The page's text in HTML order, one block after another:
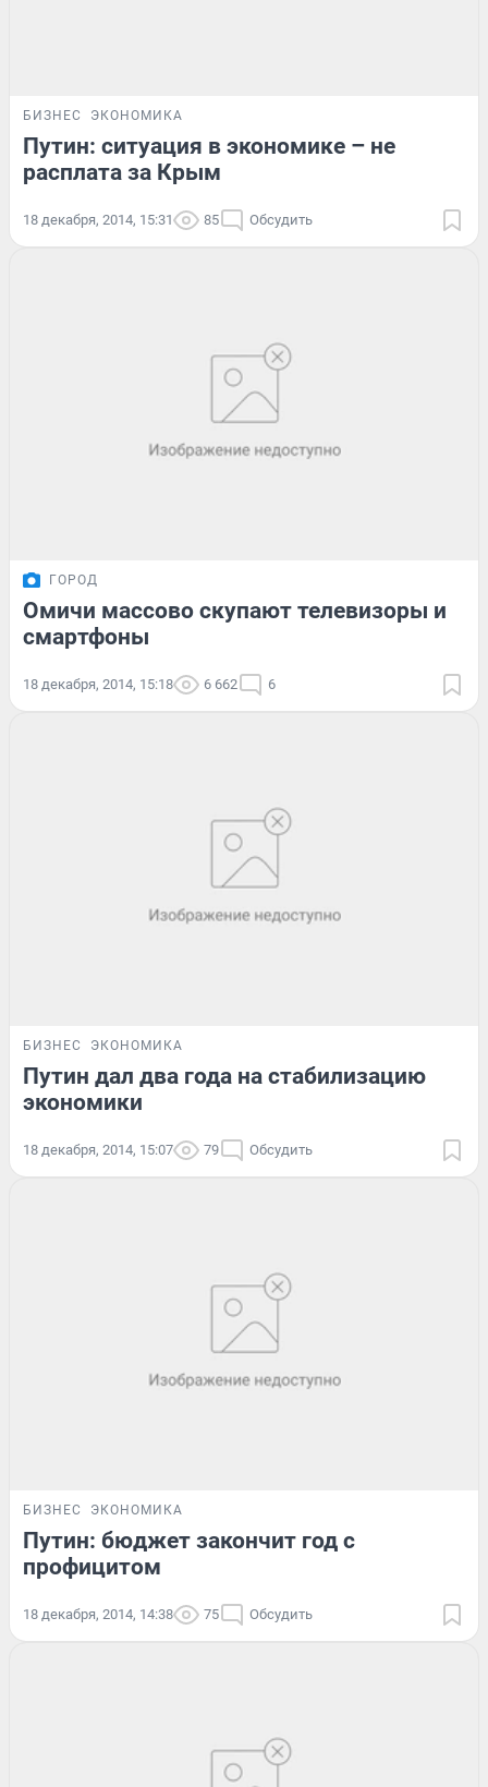
БИЗНЕС ЭКОНОМИКА
Путин: ситуация в экономике – не
расплата за Крым
18 декабря, 2014, 15:31 85 Обсудить
ГОРОД
Омичи массово скупают телевизоры и
смартфоны
18 декабря, 2014, 15:18 6 662 6
БИЗНЕС ЭКОНОМИКА
Путин дал два года на стабилизацию
экономики
18 декабря, 2014, 15:07 79 Обсудить
БИЗНЕС ЭКОНОМИКА
Путин: бюджет закончит год с
профицитом
18 декабря, 2014, 14:38 75 Обсудить